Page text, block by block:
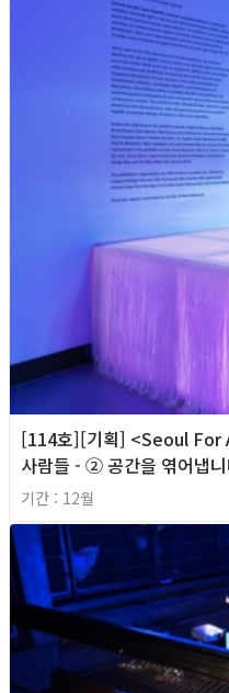
[114호][기획] <Seoul For
사람들 - ② 공간을 엮어냅
기간 : 12월